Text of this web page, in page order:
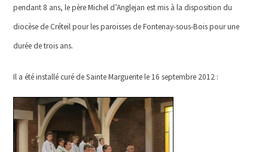
pendant 8 ans, le père Michel d’Anglejan est mis à la disposition du
diocèse de Créteilpour les paroisses de Fon­tenay-sous-Bois pour une
durée de trois ans.
Il a été installé curé de Sainte Marguerite le 16 septembre 2012 :